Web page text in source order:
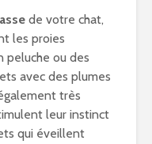
de votre chat,
les proies
peluche ou des
avec des plumes
très
leur instinct
qui éveillent